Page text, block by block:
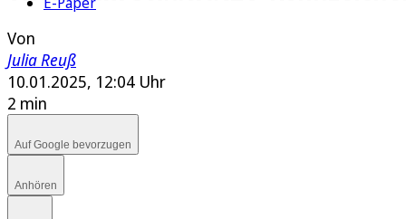
Von
Julia Reuß
10.01.2025, 12:04 Uhr
2 min
Auf Google bevorzugen
Anhören